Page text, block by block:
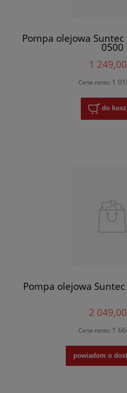
Pompa olejowa Suntec
0500
1 249,00
Cena netto: 1
do
Pompa olejowa
2 049,00
Cena netto: 1
powiadom o